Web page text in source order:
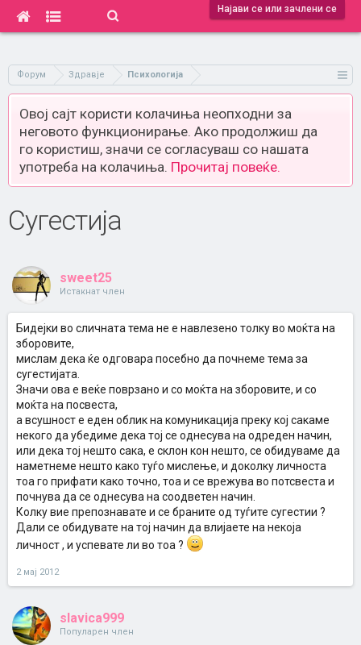
Најави се или зачлени се
Форум Здравје Психологија
Овој сајт користи колачиња неопходни за
неговото функционирање. Ако продолжиш да
го користиш, значи се согласуваш со нашата
употреба на колачиња. Прочитај повеќе.
Сугестија
sweet25
Истакнат член
Бидејки во сличната тема не е навлезено толку во моќта на
зборовите,
мислам дека ќе одговара посебно да почнеме тема за
сугестијата.
Значи ова е веќе поврзано и со моќта на зборовите, и со
моќта на посвеста,
а всушност е еден облик на комуникација преку кој сакаме
некого да убедиме дека тој се однесува на одреден начин,
или дека тој нешто сака, е склон кон нешто, се обидуваме да
наметнеме нешто како туѓо мислење, и доколку личноста
тоа го прифати како точно, тоа и се врежува во потсвеста и
почнува да се однесува на соодветен начин.
Колку вие препознавате и се браните од туѓите сугестии ?
Дали се обидувате на тој начин да влијаете на некоја
личност , и успевате ли во тоа ?
2 мај 2012
slavica999
Популарен член